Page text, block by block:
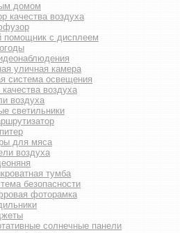
домом
качества воздуха
помощник с дисплеем
уличная камера
система освещения
воздуха
воздуха
светильники
для мяса
воздуха
тумба
безопасности
фоторамка
солнечные панели